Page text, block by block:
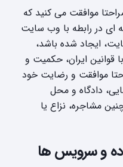
موافقت می کنید که
ای در رابطه با وب سایت
ایجاد شده باشد،
قوانین ایران، حکمیت و
موافقت و رضایت خود
دادگاه و محل
مشاجره، نزاع یا